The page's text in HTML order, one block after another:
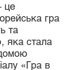
це
гра
та
яка стала
«Гра в